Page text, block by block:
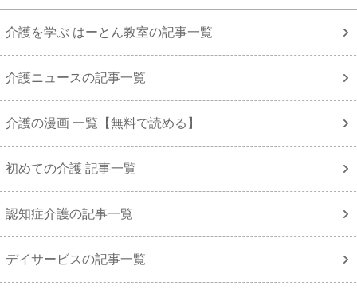
介護を学ぶ はーとん教室の記事一覧
介護ニュースの記事一覧
介護の漫画 一覧【無料で読める】
初めての介護 記事一覧
認知症介護の記事一覧
デイサービスの記事一覧